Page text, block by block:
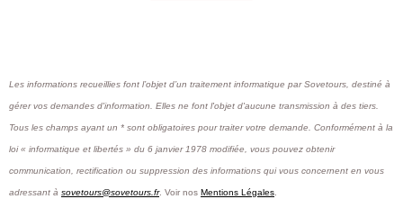
Les informations recueillies font l’objet d’un traitement informatique par Sovetours, destiné à
gérer vos demandes d'information. Elles ne font l'objet d'aucune transmission à des tiers.
Tous les champs ayant un * sont obligatoires pour traiter votre demande. Conformément à la
loi « informatique et libertés » du 6 janvier 1978 modifiée, vous pouvez obtenir
communication, rectification ou suppression des informations qui vous concernent en vous
adressant à sovetours@sovetours.fr. Voir nos Mentions Légales.